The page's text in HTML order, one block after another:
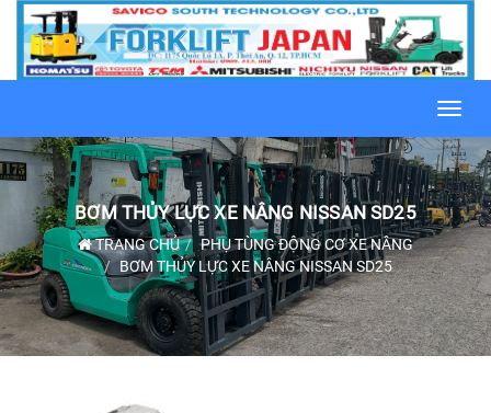
BƠM THỦY LỰC XE NÂNG NISSAN SD25
TRANG CHỦ
PHỤ TÙNG ĐỘNG CƠ XE NÂNG
BƠM THỦY LỰC XE NÂNG NISSAN SD25